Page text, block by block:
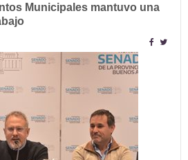
Municipales mantuvo una